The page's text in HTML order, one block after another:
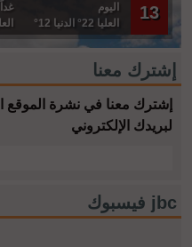
13
اليوم
العليا 22° الدنيا 12°
غداً
العليا
إشترك معنا
إشترك معنا في نشرة الموقع
لبريدك الإلكتروني
jbc فيسبوك